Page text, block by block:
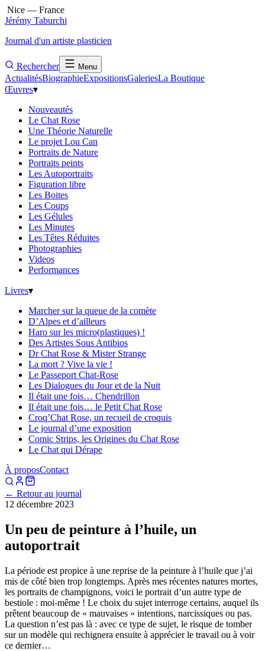
Nice — France
Jérémy Taburchi
Journal d'un artiste plasticien
Rechercher Menu
ActualitésBiographieExpositionsGaleriesLa Boutique
Œuvres▾
Nouveautés
Le Chat Rose
Une Théorie Naturelle
Le projet Lou Can
Portraits de Nature
Portraits peints
Les Autoportraits
Figuration libre
Les Boites
Les Coups
Les Gélules
Les Minutes
Les Têtes Réduites
Photographies
Videos
Performances
Livres▾
Marcher sur la queue de la comète
D’Alpes et d’ailleurs
Haro sur les micro(plastiques) !
Des Artistes Sous Antibios
Dr Chat Rose & Mister Strange
La mort ? Vive la vie !
Le Passeport Chat-Rose
Les Dialogues du Jour et de la Nuit
Il était une fois… Chendrillon
Il était une fois… le Petit Chat Rose
Croq’Chat Rose, un recueil de croquis
Le journal d’une exposition
Comic Strips, les Origines du Chat Rose
Le Chat qui Dérape
À proposContact
← Retour au journal
12 décembre 2023
Un peu de peinture à l’huile, un
autoportrait
La période est propice à une reprise de la peinture à l’huile que j’ai
mis de côté bien trop longtemps. Après mes récentes natures mortes,
les portraits de champignons, voici le portrait d’un autre type de
bestiole : moi-même ! Le choix du sujet interroge certains, auquel ils
prêtent beaucoup de « mauvaises » intentions, narcissiques ou pas.
La question n’est pas là : avec ce type de sujet, le risque de tomber
sur un modèle qui rechignera ensuite à apprécier le travail ou à voir
ce dernier…